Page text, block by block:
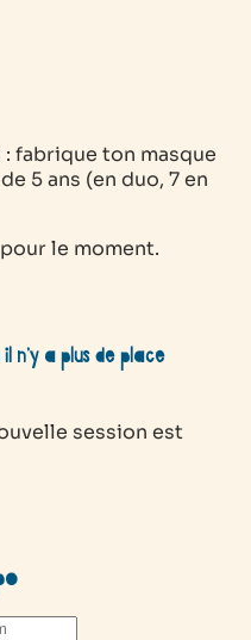
fabrique ton masque
5 ans (en duo, 7 en
le moment.
n’y a plus de place
session est